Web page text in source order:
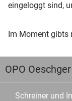
eingeloggt sind,
Im Moment gibts
OPO
Schreiner und